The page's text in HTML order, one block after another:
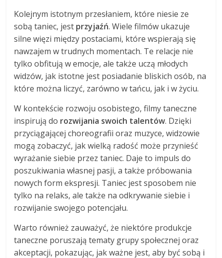
Kolejnym istotnym przesłaniem, które niesie ze
sobą taniec, jest przyjaźń. Wiele filmów ukazuje
silne więzi między postaciami, które wspierają się
nawzajem w trudnych momentach. Te relacje nie
tylko obfitują w emocje, ale także uczą młodych
widzów, jak istotne jest posiadanie bliskich osób, na
które można liczyć, zarówno w tańcu, jak i w życiu.
W kontekście rozwoju osobistego, filmy taneczne
inspirują do rozwijania swoich talentów. Dzięki
przyciągającej choreografii oraz muzyce, widzowie
mogą zobaczyć, jak wielką radość może przynieść
wyrażanie siebie przez taniec. Daje to impuls do
poszukiwania własnej pasji, a także próbowania
nowych form ekspresji. Taniec jest sposobem nie
tylko na relaks, ale także na odkrywanie siebie i
rozwijanie swojego potencjału.
Warto również zauważyć, że niektóre produkcje
taneczne poruszają tematy grupy społecznej oraz
akceptacji, pokazując, jak ważne jest, aby być sobą i